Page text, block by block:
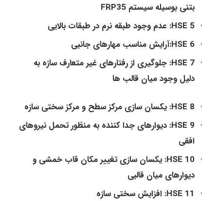
بتنی بوسیله سیستم FRP35
HSE 5: عدم وجود طبقه نرم در طبقات بالایی
HSE 6:آرایش مناسب مهارهای جانبی
HSE 7: جلوگیری از رفتارهای غیر متعارف سازه به
دلیل وجود میان قالب ها
HSE 8: یکسان سازی مرکز سطح و مرکز سختی سازه
HSE 9: دیوارهای جدا کننده به منظور تحمل نیروهای
افقی
HSE 10: یکسان سازی تغییر مکان قاب خمشی و
دیوارهای میان قالبی
HSE 11: افزایش سختی سازه